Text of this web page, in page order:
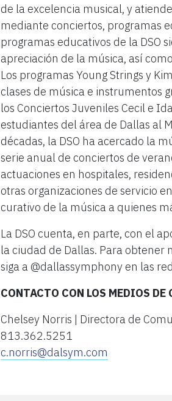
de la excelencia musical, y
mediante conciertos, programas
programas educativos de la DSO
apreciación de la música, así
Los programas Young Strings y
clases de música e instrumentos
los Conciertos Juveniles Cecil e
estudiantes del área de Dallas al
décadas, la DSO ha acercado la
serie anual de conciertos de
actuaciones en hospitales,
otras organizaciones de servicio
curativo de la música a quienes
La DSO cuenta, en parte, con el
la ciudad de Dallas. Para obtener
siga a @dallassymphony en las
CONTACTO CON LOS MEDIOS
Chelsey Norris | Directora de
813.362.5251
c.norris@dalsym.com